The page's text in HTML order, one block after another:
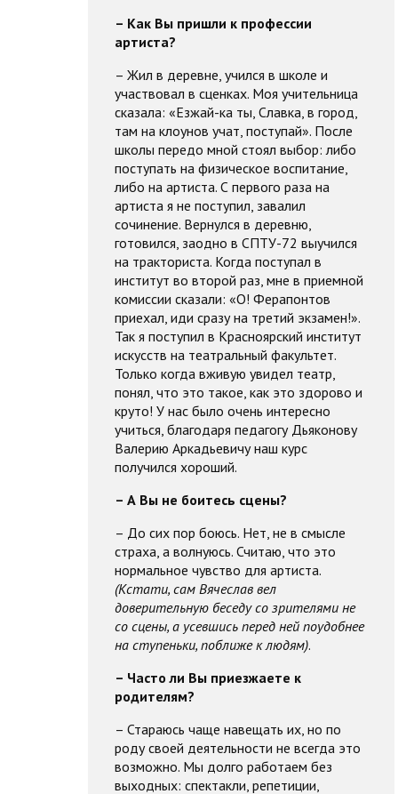
– Как Вы пришли к профессии
артиста?
– Жил в деревне, учился в школе и
участвовал в сценках. Моя учительница
сказала: «Езжай-ка ты, Славка, в город,
там на клоунов учат, поступай». После
школы передо мной стоял выбор: либо
поступать на физическое воспитание,
либо на артиста. С первого раза на
артиста я не поступил, завалил
сочинение. Вернулся в деревню,
готовился, заодно в СПТУ-72 выучился
на тракториста. Когда поступал в
институт во второй раз, мне в приемной
комиссии сказали: «О! Ферапонтов
приехал, иди сразу на третий экзамен!».
Так я поступил в Красноярский институт
искусств на театральный факультет.
Только когда вживую увидел театр,
понял, что это такое, как это здорово и
круто! У нас было очень интересно
учиться, благодаря педагогу Дьяконову
Валерию Аркадьевичу наш курс
получился хороший.
– А Вы не боитесь сцены?
– До сих пор боюсь. Нет, не в смысле
страха, а волнуюсь. Считаю, что это
нормальное чувство для артиста.
(Кстати, сам Вячеслав вел
доверительную беседу со зрителями не
со сцены, а усевшись перед ней поудобнее
на ступеньки, поближе к людям).
– Часто ли Вы приезжаете к
родителям?
– Стараюсь чаще навещать их, но по
роду своей деятельности не всегда это
возможно. Мы долго работаем без
выходных: спектакли, репетиции,